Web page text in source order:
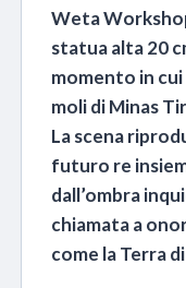
Weta
statua alta 20
momento in cui
moli di Minas
La scena
futuro re
dall’ombra
chiamata a
come la Terra